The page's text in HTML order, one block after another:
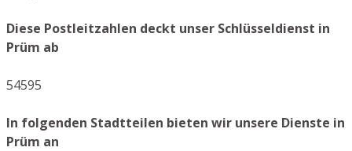
Diese Postleitzahlen deckt unser Schlüsseldienst in
Prüm ab
54595
In folgenden Stadtteilen bieten wir unsere Dienste in
Prüm an